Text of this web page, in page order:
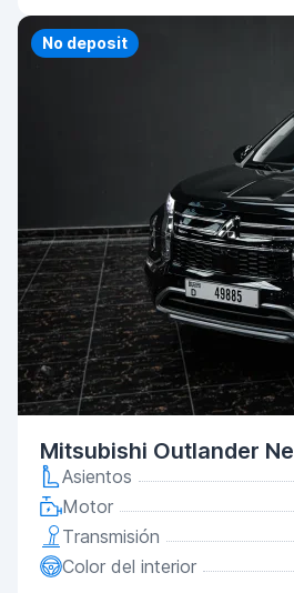
No deposit
Mitsubishi Outlander
Asientos
Motor
Transmisión
Color del interior